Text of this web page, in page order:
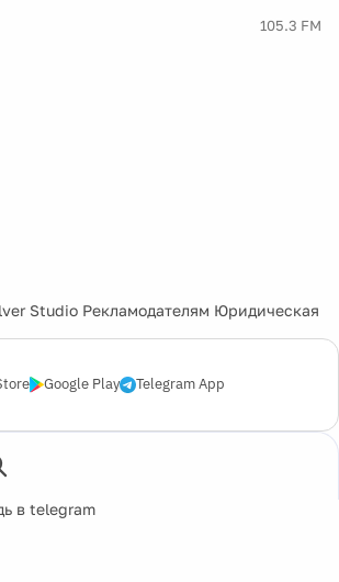
105.3 FM
Studio Рекламодателям Юридическая
Google Play Telegram App